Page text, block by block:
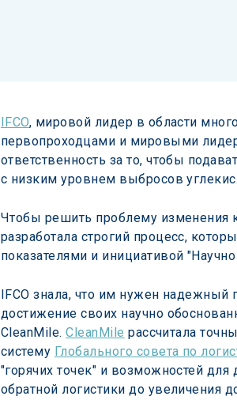
IFCO, мировой лидер в области
первопроходцами и мировыми
ответственность за то, чтобы
с низким уровнем выбросов
Чтобы решить проблему изменения
разработала строгий процесс,
показателями и инициативой
IFCO знала, что им нужен надежный
достижение своих научно
CleanMile. CleanMile рассчитала
систему Глобального совета по
"горячих точек" и возможностей
обратной логистики до увеличения